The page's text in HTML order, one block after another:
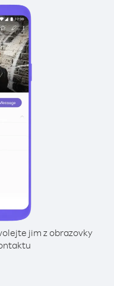
jim z obrazovky